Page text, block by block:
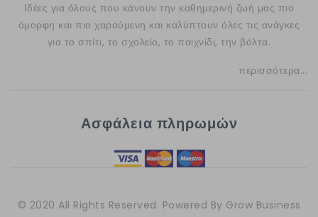
Ιδέες για όλους που κάνουν την καθημερινή ζωή μας πιο
όμορφη και πιο χαρούμενη και καλύπτουν όλες τις ανάγκες
για το σπίτι, το σχολείο, το παιχνίδι, την βόλτα.
περισσότερα...
Ασφάλεια πληρωμών
© 2020 All Rights Reserved. Powered By Grow Business